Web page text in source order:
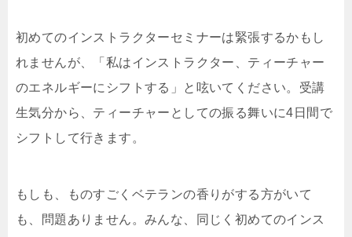
初めてのインストラクターセミナーは緊張するかもし
れませんが、「私はインストラクター、ティーチャー
のエネルギーにシフトする」と呟いてください。受講
生気分から、ティーチャーとしての振る舞いに4日間で
シフトして行きます。
もしも、ものすごくベテランの香りがする方がいて
も、問題ありません。みんな、同じく初めてのインス